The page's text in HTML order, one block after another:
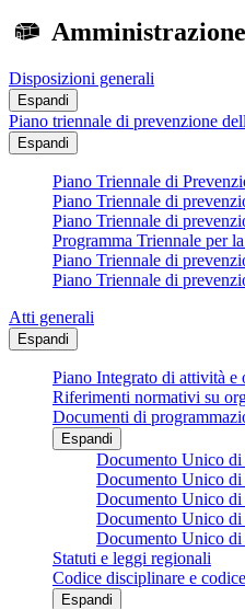
Disposizioni generali
Espandi
Piano triennale di prevenzione
Espandi
Piano Triennale di
Piano Triennale di
Piano Triennale di
Programma Triennale per
Piano Triennale di
Piano Triennale di
Atti generali
Espandi
Piano Integrato di attività e
Riferimenti normativi su
Documenti di
Espandi
Documento Unico di
Documento Unico di
Documento Unico di
Documento Unico di
Documento Unico di
Statuti e leggi regionali
Codice disciplinare e
Espandi